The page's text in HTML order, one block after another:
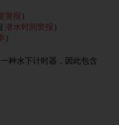
警报）
潜水时间警报）
）
种水下计时器，因此包含